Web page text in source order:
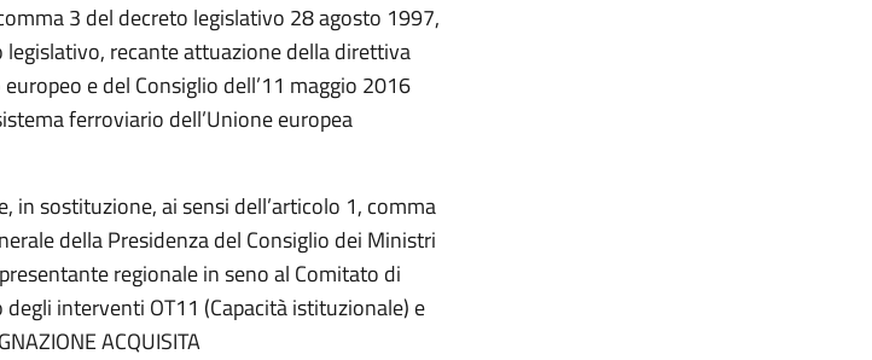
3 del decreto legislativo 28 agosto 1997,
recante attuazione della direttiva
e del Consiglio dell’11 maggio 2016
ferroviario dell’Unione europea
in sostituzione, ai sensi dell’articolo 1, comma
della Presidenza del Consiglio dei Ministri
regionale in seno al Comitato di
interventi OT11 (Capacità istituzionale) e
ACQUISITA